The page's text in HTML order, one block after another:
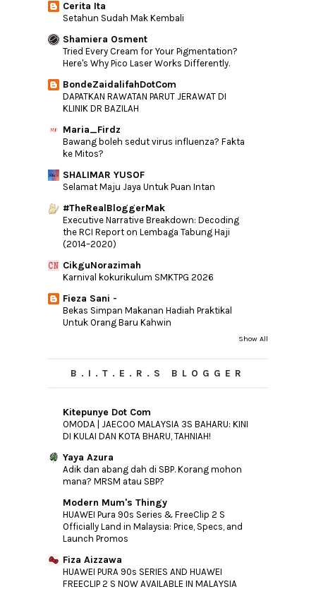
Jodohku OST Cinta Tiada Ganti
Kenali Penyakit Tangan Kaki Dan Mulut
Serta Nasiha...
Konferensi Ibu Bapa Dan Guru
Aisy Dah Mula Mengaji Iqra
Cara Mudah Menyimpan Di Tabung Haji
JUNIOR ODOUR BUST...
9 Idea Rekabentuk Dapur Terbuka Di
OST Jangan Benci CintaKu | Sampai Bila
Misha Omar
Cara Tukar Page Orientation Tanpa Affect
Semua Pag...
Doa Kasih Sayang Suami Isteri
Tempat Untuk Simpan Duit Raya Anak-
Anak Yang Mengu...
Holida...
Bukit Indah: An Untapped Real Estate
Investment De...
WORLD'S OLDEST RAIN...
San Francisco Coffee Dah Mai Penang
Weiii..
►June(14)
►May (10)
►April(18)
►March(11)
►January(11)
►2017(192)
► 2016(240)
►2015(346)
Cerita Ita
Setahun Sudah Mak Kembali
Shamiera Osment
Tried Every Cream for Your Pigmentation?
Here's Why Pico Laser Works Differently.
BondeZaidalifahDotCom
DAPATKAN RAWATAN PARUT JERAWAT DI
KLINIK DR BAZILAH
Maria_Firdz
Bawang boleh sedut virus influenza? Fakta
ke Mitos?
SHALIMAR YUSOF
Selamat Maju Jaya Untuk Puan Intan
#TheRealBloggerMak
Executive Narrative Breakdown: Decoding
the RCI Report on Lembaga Tabung Haji
(2014–2020)
CikguNorazimah
Karnival kokurikulum SMKTPG 2026
Fieza Sani -
Bekas Simpan Makanan Hadiah Praktikal
Untuk Orang Baru Kahwin
Show All
B.I.T.E.R.S BLOGGER
Kitepunye Dot Com
OMODA | JAECOO MALAYSIA 3S BAHARU: KINI
DI KULAI DAN KOTA BHARU, TAHNIAH!
Yaya Azura
Adik dan abang dah di SBP. Korang mohon
mana? MRSM atau SBP?
Modern Mum's Thingy
HUAWEI Pura 90s Series & FreeClip 2 S
Officially Land in Malaysia: Price, Specs, and
Launch Promos
Fiza Aizzawa
HUAWEI PURA 90s SERIES AND HUAWEI
FREECLIP 2 S NOW AVAILABLE IN MALAYSIA